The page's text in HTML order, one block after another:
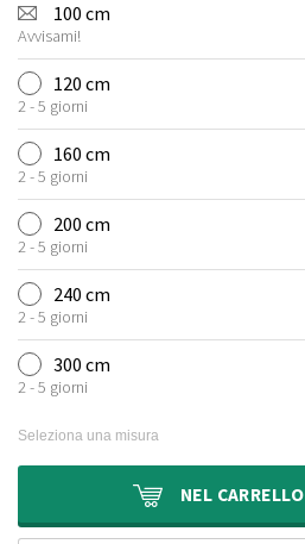
100 cm
Avvisami!
120 cm
2 - 5 giorni
160 cm
2 - 5 giorni
200 cm
2 - 5 giorni
240 cm
2 - 5 giorni
300 cm
2 - 5 giorni
Seleziona una misura
NEL CARRELLO